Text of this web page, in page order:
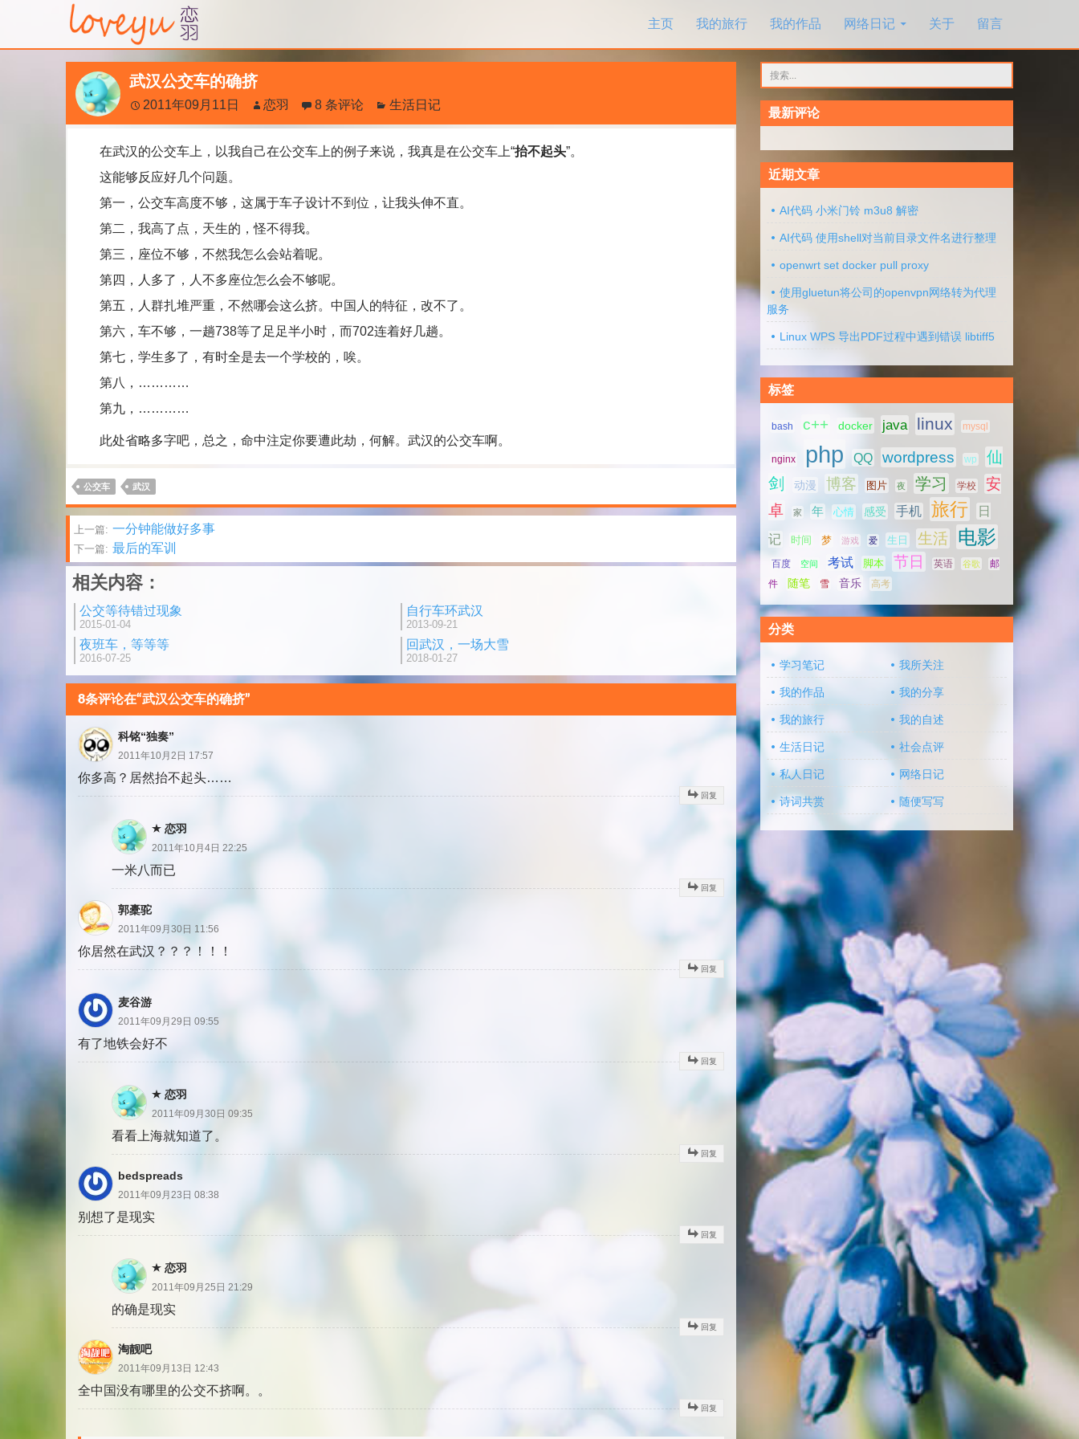
主页
我的旅行 我的作品 网络日记 关于 留言
武汉公交车的确挤
2011年09月11日 恋羽 8 条评论 生活日记
在武汉的公交车上，以我自己在公交车上的例子来说，我真是在公交车上“抬不起头”。
这能够反应好几个问题。
第一，公交车高度不够，这属于车子设计不到位，让我头伸不直。
第二，我高了点，天生的，怪不得我。
第三，座位不够，不然我怎么会站着呢。
第四，人多了，人不多座位怎么会不够呢。
第五，人群扎堆严重，不然哪会这么挤。中国人的特征，改不了。
第六，车不够，一趟738等了足足半小时，而702连着好几趟。
第七，学生多了，有时全是去一个学校的，唉。
第八，…………
第九，…………
此处省略多字吧，总之，命中注定你要遭此劫，何解。武汉的公交车啊。
公交车 武汉
文
章
分
页
上一篇: 一分钟能做好多事
下一篇: 最后的军训
相关内容：
公交等待错过现象
2015-01-04
自行车环武汉
2013-09-21
夜班车，等等等
2016-07-25
回武汉，一场大雪
2018-01-27
8条评论在“武汉公交车的确挤”
科铭“独奏”
2011年10月2日 17:57
你多高？居然抬不起头……
回复
恋羽
2011年10月4日 22:25
一米八而已
回复
郭橐驼
2011年09月30日 11:56
你居然在武汉？？？！！！
回复
麦谷游
2011年09月29日 09:55
有了地铁会好不
回复
恋羽
2011年09月30日 09:35
看看上海就知道了。
回复
bedspreads
2011年09月23日 08:38
别想了是现实
回复
恋羽
2011年09月25日 21:29
的确是现实
回复
淘靓吧
2011年09月13日 12:43
全中国没有哪里的公交不挤啊。。
回复
索：
最新评论
近期文章
AI代码 小米门铃 m3u8 解密
AI代码 使用shell对当前目录文件名进行整理
openwrt set docker pull proxy
使用gluetun将公司的openvpn网络转为代理
服务
Linux WPS 导出PDF过程中遇到错误 libtiff5
标签
bash c++ docker java linux mysql
nginx php QQ wordpress wp
仙
剑
动漫 博客 图片 夜 学习 学校
安
卓
家 年 心情 感受 手机 旅行 日
记 时间 梦 游戏 爱 生日 生活 电影
百度 空间 考试 脚本 节日 英语 谷歌 邮
件 随笔 雪 音乐 高考
分类
学习笔记 我所关注
我的作品 我的分享
我的旅行 我的自述
生活日记 社会点评
私人日记 网络日记
诗词共赏 随便写写